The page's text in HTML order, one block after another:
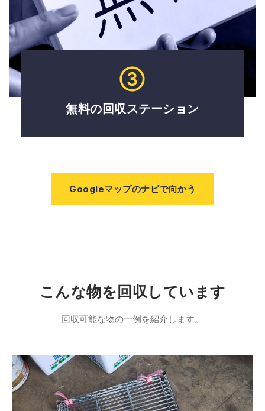
③
無料の回収ステーション
Googleマップのナビで向かう
こんな物を回収しています
回収可能な物の一例を紹介します。